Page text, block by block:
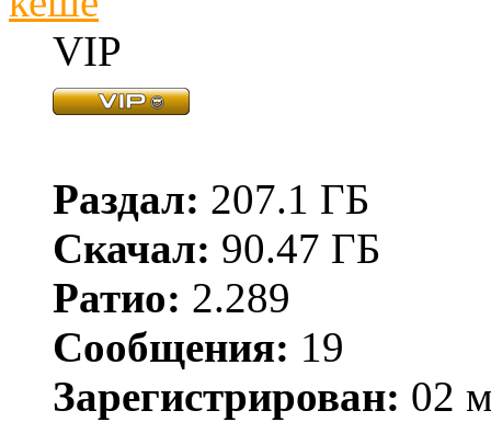
VIP
Раздал: 207.1 ГБ
Скачал: 90.47 ГБ
Ратио: 2.289
Сообщения: 19
Зарегистрирован: 02